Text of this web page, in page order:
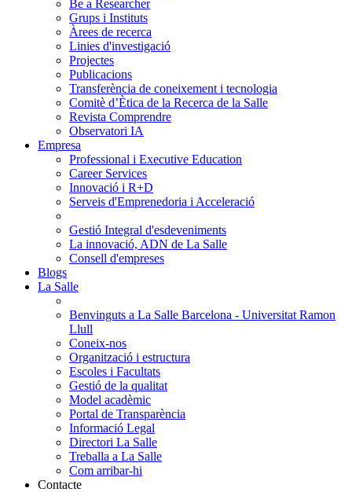
Be a Researcher
Grups i Instituts
Àrees de recerca
Linies d'investigació
Projectes
Publicacions
Transferència de coneixement i tecnologia
Comitè d’Ètica de la Recerca de la Salle
Revista Comprendre
Observatori IA
Empresa
Professional i Executive Education
Career Services
Innovació i R+D
Serveis d'Emprenedoria i Acceleració
Gestió Integral d'esdeveniments
La innovació, ADN de La Salle
Consell d'empreses
Blogs
La Salle
Benvinguts a La Salle Barcelona - Universitat Ramon
Llull
Coneix-nos
Organització i estructura
Escoles i Facultats
Gestió de la qualitat
Model acadèmic
Portal de Transparència
Informació Legal
Directori La Salle
Treballa a La Salle
Com arribar-hi
Contacte